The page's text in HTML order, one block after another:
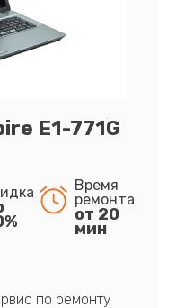
E1-771G
Время
ремонта
от 20
мин
по ремонту